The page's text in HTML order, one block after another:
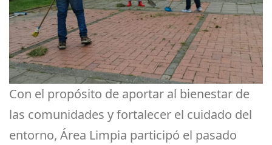
Con el propósito de aportar al bienestar de
las comunidades y fortalecer el cuidado del
entorno, Área Limpia participó el pasado